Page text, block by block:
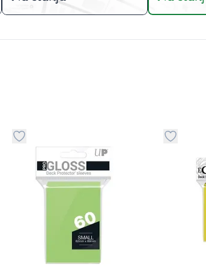
omiljeno
Dugme za dodavanje stvari u kategorijuDugme